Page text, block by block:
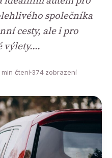
společníka
cesty, ale i pro
výlety.…
čtení374 zobrazení